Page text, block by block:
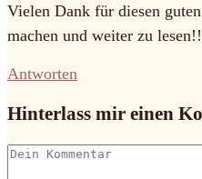
Vielen Dank für diesen
machen und weiter zu
Antworten
Hinterlass mir einen